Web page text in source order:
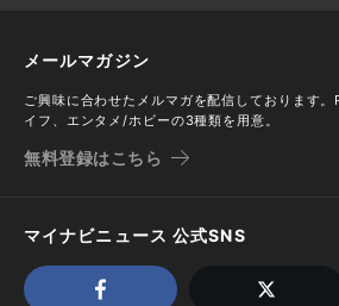
メールマガジン
ご興味に合わせたメルマガを配信しております
イフ、エンタメ/ホビーの3種類を用意。
無料登録はこちら
マイナビニュース 公式SNS